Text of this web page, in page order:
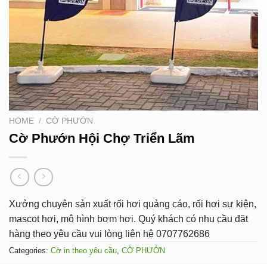
HOME / CỜ PHƯỚN
Cờ Phướn Hội Chợ Triển Lãm
Xưởng chuyên sản xuất rối hơi quảng cáo, rối hơi sự kiện,
mascot hơi, mô hình bơm hơi. Quý khách có nhu cầu đặt
hàng theo yêu cầu vui lòng liên hệ 0707762686
Categories: Cờ in theo yêu cầu CỜ PHƯỚN